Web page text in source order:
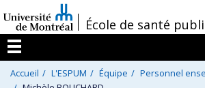
au
contenu
/École de santé
Menu
Accueil L'ESPUM Équipe
Personnel